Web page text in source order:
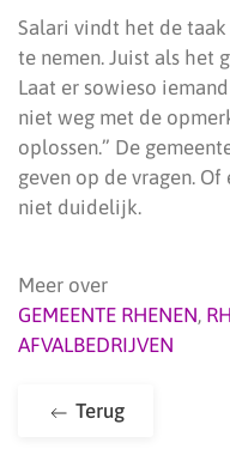
Salari vindt het de
te nemen. Juist als het
Laat er sowieso
niet weg met de
oplossen.” De
geven op de vragen.
niet duidelijk.
Meer over
GEMEENTE RHENEN,
AFVALBEDRIJVEN
Terug